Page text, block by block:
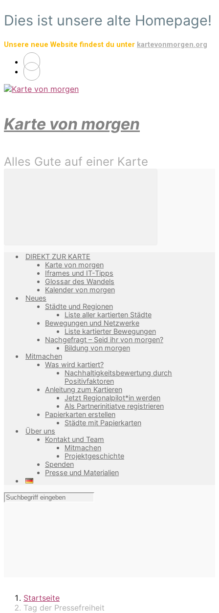
Zum
Hauptinhalt
Dies ist unsere alte Homepage!
Unsere neue Website findest du unter kartevonmorgen.org
Karte von morgen
Alles Gute auf einer Karte
DIREKT ZUR KARTE
Karte von morgen
Iframes und IT-Tipps
Glossar des Wandels
Kalender von morgen
Neues
Städte und Regionen
Liste aller kartierten Städte
Bewegungen und Netzwerke
Liste kartierter Bewegungen
Nachgefragt – Seid ihr von morgen?
Bildung von morgen
Mitmachen
Was wird kartiert?
Nachhaltigkeitsbewertung durch
Positivfaktoren
Anleitung zum Kartieren
Jetzt Regionalpilot*in werden
Als Partnerinitiatve registrieren
Papierkarten erstellen
Städte mit Papierkarten
Über uns
Kontakt und Team
Mitmachen
Projektgeschichte
Spenden
Presse und Materialien
Startseite
Tag der Pressefreiheit